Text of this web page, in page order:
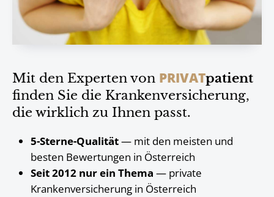
Mit den Experten von PRIVATpatient
finden Sie die Krankenversicherung,
die wirklich zu Ihnen passt.
5-Sterne-Qualität— mit den meisten und
besten Bewertungen in Österreich
Seit 2012 nur ein Thema — private
Krankenversicherung in Österreich